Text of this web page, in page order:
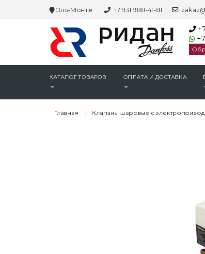
Эль-Монте +7 931 988-41-81
+7
КАТАЛОГ ТОВАРОВ ОПЛАТА И ДОСТАВКА
Главная Клапаны шаровые с